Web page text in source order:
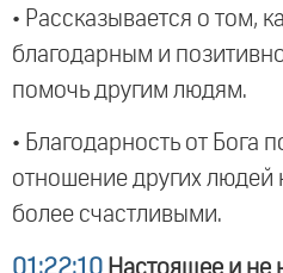
• Рассказывается о том,
благодарным и
помочь другим людям.
• Благодарность от Бога
отношение других людей
более счастливыми.
01:22:10 Настоящее и не